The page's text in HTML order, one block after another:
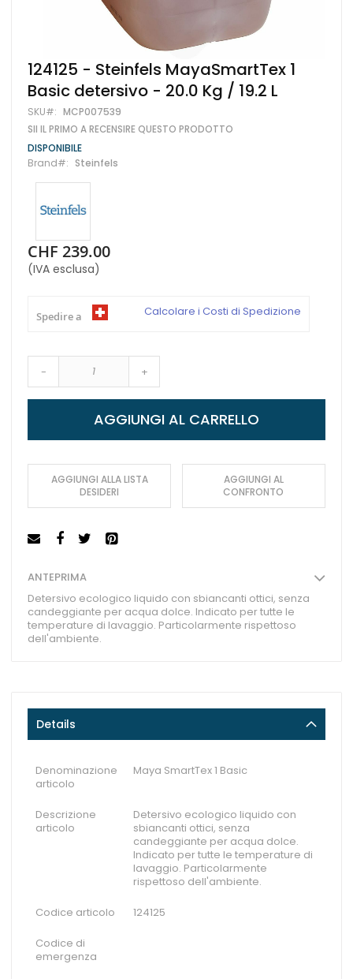
Vai
all'inizio
della
galleria
di
immagini
124125 - Steinfels MayaSmartTex 1
Basic detersivo - 20.0 Kg / 19.2 L
SKU MCP007539
SII IL PRIMO A RECENSIRE QUESTO PRODOTTO
DISPONIBILE
Brand
Steinfels
CHF 239.00
(IVA esclusa)
Spedire a Calcolare i Costi di Spedizione
- +
AGGIUNGI AL CARRELLO
AGGIUNGI ALLA LISTA
DESIDERI
AGGIUNGI AL
CONFRONTO
ANTEPRIMA
Detersivo ecologico liquido con sbiancanti ottici, senza
candeggiante per acqua dolce. Indicato per tutte le
temperature di lavaggio. Particolarmente rispettoso
dell'ambiente.
Details
Denominazione
articolo
Maya SmartTex 1 Basic
Descrizione
articolo
Detersivo ecologico liquido con
sbiancanti ottici, senza
candeggiante per acqua dolce.
Indicato per tutte le temperature di
lavaggio. Particolarmente
rispettoso dell'ambiente.
Codice articolo 124125
Codice di
emergenza